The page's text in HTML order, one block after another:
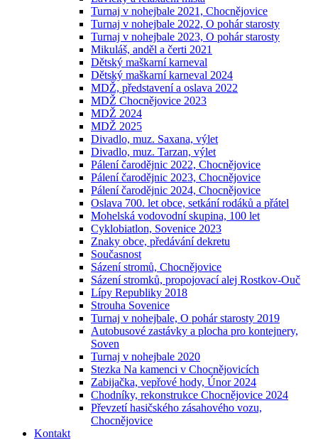
Turnaj v nohejbale 2021, Chocnějovice
Turnaj v nohejbale 2022, O pohár starosty
Turnaj v nohejbale 2023, O pohár starosty
Mikuláš, anděl a čerti 2021
Dětský maškarní karneval
Dětský maškarní karneval 2024
MDŽ, představení a oslava 2022
MDŽ Chocnějovice 2023
MDŽ 2024
MDŽ 2025
Divadlo, muz. Saxana, výlet
Divadlo, muz. Tarzan, výlet
Pálení čarodějnic 2022, Chocnějovice
Pálení čarodějnic 2023, Chocnějovice
Pálení čarodějnic 2024, Chocnějovice
Oslava 700. let obce, setkání rodáků a přátel
Mohelská vodovodní skupina, 100 let
Cyklobiatlon, Sovenice 2023
Znaky obce, předávání dekretu
Současnost
Sázení stromů, Chocnějovice
Sázení stromků, propojovací alej Rostkov-Ouč
Lípy Republiky 2018
Strouha Sovenice
Turnaj v nohejbale, O pohár starosty 2019
Autobusové zastávky a plocha pro kontejnery,
Soven
Turnaj v nohejbale 2020
Stezka Na kamenci v Chocnějovicích
Zabijačka, vepřové hody, Únor 2024
Chodníky, rekonstrukce Chocnějovice 2024
Převzetí hasičského zásahového vozu,
Chocnějovice
Kontakt